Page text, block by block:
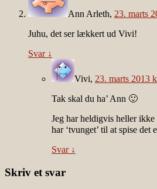
Ann Arleth, 23. marts
Juhu, det ser lækkert ud Vivi!
Svar ↓
Vivi, 23. marts 2013
Tak skal du ha’ Ann 🙂
Jeg har heldigvis heller
har ‘tvunget’ til at spise
Svar ↓
Skriv et svar